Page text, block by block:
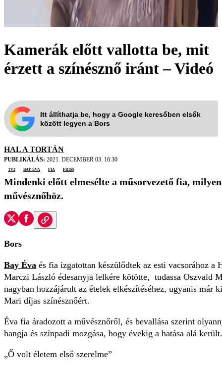
Kamerák előtt vallotta be, mit
érzett a színésznő iránt – Videó
Itt állíthatja be, hogy a Google keresőben elsők
között legyen a Bors
HAL A TORTÁN
PUBLIKÁLÁS: 2021. DECEMBER 03. 16:30
TV2
Bay Éva fia friss
Mindenki előtt elmesélte a műsorvezető fia,
művésznőhöz.
Bors
Bay Éva és fia izgatottan készülődtek az esti vacsorához a
Marczi László édesanyja lelkére kötötte, tudassa Oszvald
nagyban hozzájárult az ételek elkészítéséhez, ugyanis már
Mari díjas színésznőért.
Éva fia áradozott a művésznőről, és bevallása szerint
hangja és színpadi mozgása, hogy évekig a hatása alá került.
Ő volt életem első szerelme